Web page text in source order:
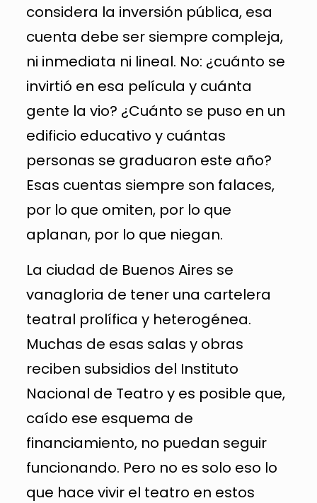
considera la inversión pública, esa
cuenta debe ser siempre compleja,
ni inmediata ni lineal. No: ¿cuánto se
invirtió en esa película y cuánta
gente la vio? ¿Cuánto se puso en un
edificio educativo y cuántas
personas se graduaron este año?
Esas cuentas siempre son falaces,
por lo que omiten, por lo que
aplanan, por lo que niegan.
La ciudad de Buenos Aires se
vanagloria de tener una cartelera
teatral prolífica y heterogénea.
Muchas de esas salas y obras
reciben subsidios del Instituto
Nacional de Teatro y es posible que,
caído ese esquema de
financiamiento, no puedan seguir
funcionando. Pero no es solo eso lo
que hace vivir el teatro en estos